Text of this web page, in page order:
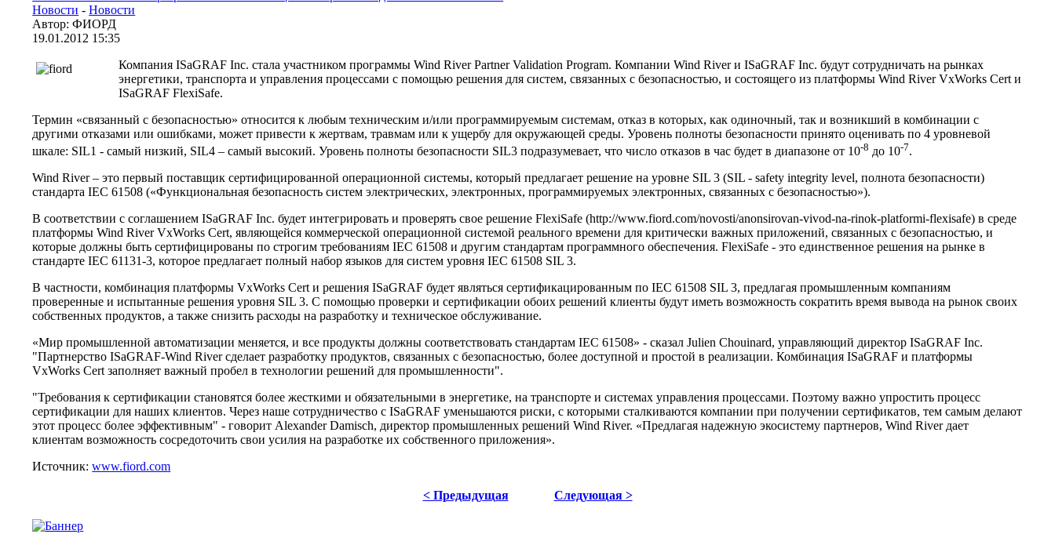
Новости -Новости
Автор: ФИОРД
19.01.2012 15:35
Компания ISaGRAF Inc. стала участником программы Wind River Partner Validation Program. Компании Wind River и ISaGRAF Inc. будут сотрудничать на рынках
энергетики, транспорта и управления процессами с помощью решения для систем, связанных с безопасностью, и состоящего из платформы Wind River VxWorks Cert и
ISaGRAF FlexiSafe.
Термин «связанный с безопасностью» относится к любым техническим и/или программируемым системам, отказ в которых, как одиночный, так и возникший в комбинации с
другими отказами или ошибками, может привести к жертвам, травмам или к ущербу для окружающей среды. Уровень полноты безопасности принято оценивать по 4 уровневой
шкале: SIL1 - самый низкий, SIL4 – самый высокий. Уровень полноты безопасности SIL3 подразумевает, что число отказов в час будет в диапазоне от 10-8 до 10-7.
Wind River – это первый поставщик сертифицированной операционной системы, который предлагает решение на уровне SIL 3 (SIL - safety integrity level, полнота безопасности)
стандарта IEC 61508 («Функциональная безопасность систем электрических, электронных, программируемых электронных, связанных с безопасностью»).
В соответствии с соглашением ISaGRAF Inc. будет интегрировать и проверять свое решение FlexiSafe (http://www.fiord.com/novosti/anonsirovan-vivod-na-rinok-platformi-flexisafe) в среде
платформы Wind River VxWorks Cert, являющейся коммерческой операционной системой реального времени для критически важных приложений, связанных с безопасностью, и
которые должны быть сертифицированы по строгим требованиям IEC 61508 и другим стандартам программного обеспечения. FlexiSafe - это единственное решения на рынке в
стандарте IEC 61131-3, которое предлагает полный набор языков для систем уровня IEC 61508 SIL 3.
В частности, комбинация платформы VxWorks Cert и решения ISaGRAF будет являться сертификацированным по IEC 61508 SIL 3, предлагая промышленным компаниям
проверенные и испытанные решения уровня SIL 3. С помощью проверки и сертификации обоих решений клиенты будут иметь возможность сократить время вывода на рынок своих
собственных продуктов, а также снизить расходы на разработку и техническое обслуживание.
«Мир промышленной автоматизации меняется, и все продукты должны соответствовать стандартам IEC 61508» - сказал Julien Chouinard, управляющий директор ISaGRAF Inc.
"Партнерство ISaGRAF-Wind River сделает разработку продуктов, связанных с безопасностью, более доступной и простой в реализации. Комбинация ISaGRAF и платформы
VxWorks Cert заполняет важный пробел в технологии решений для промышленности".
"Требования к сертификации становятся более жесткими и обязательными в энергетике, на транспорте и системах управления процессами. Поэтому важно упростить процесс
сертификации для наших клиентов. Через наше сотрудничество с ISaGRAF уменьшаются риски, с которыми сталкиваются компании при получении сертификатов, тем самым делают
этот процесс более эффективным" - говорит Alexander Damisch, директор промышленных решений Wind River. «Предлагая надежную экосистему партнеров, Wind River дает
клиентам возможность сосредоточить свои усилия на разработке их собственного приложения».
Источник:www.fiord.com
< Предыдущая Следующая >